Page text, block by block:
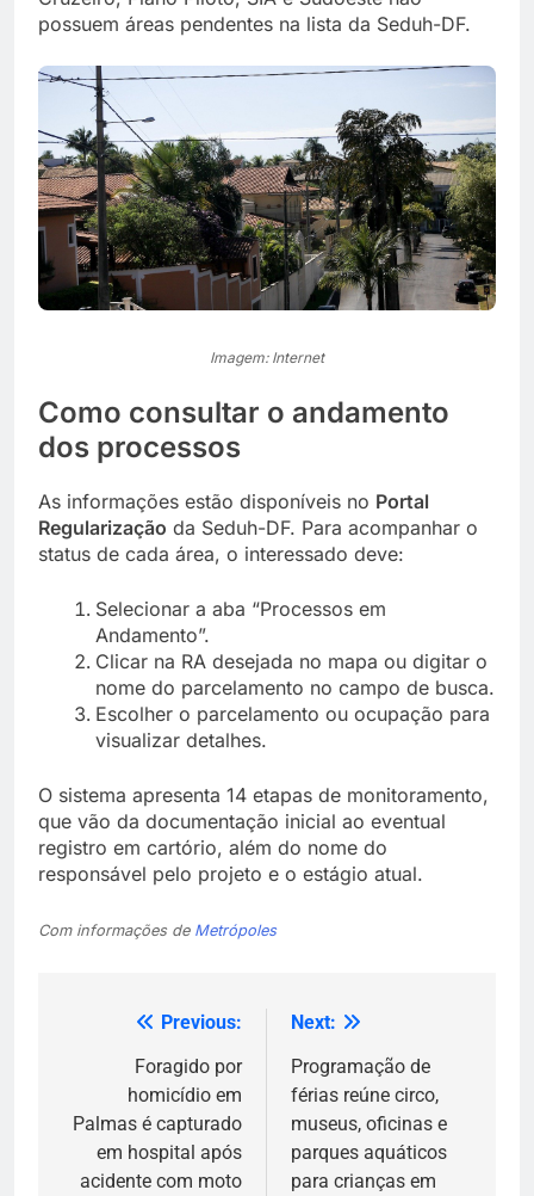
possuem áreas pendentes na lista da Seduh-DF.
Imagem: Internet
Como consultar o andamento
dos processos
As informações estão disponíveis no Portal
Regularização da Seduh-DF. Para acompanhar o
status de cada área, o interessado deve:
Selecionar a aba “Processos em
Andamento”.
Clicar na RA desejada no mapa ou digitar o
nome do parcelamento no campo de busca.
Escolher o parcelamento ou ocupação para
visualizar detalhes.
O sistema apresenta 14 etapas de monitoramento,
que vão da documentação inicial ao eventual
registro em cartório, além do nome do
responsável pelo projeto e o estágio atual.
Com informações de Metrópoles
Navegação
Post
Previous:
Foragido por
homicídio em
Palmas é capturado
em hospital após
acidente com moto
Next:
Programação de
férias reúne circo,
museus, oficinas e
parques aquáticos
para crianças em